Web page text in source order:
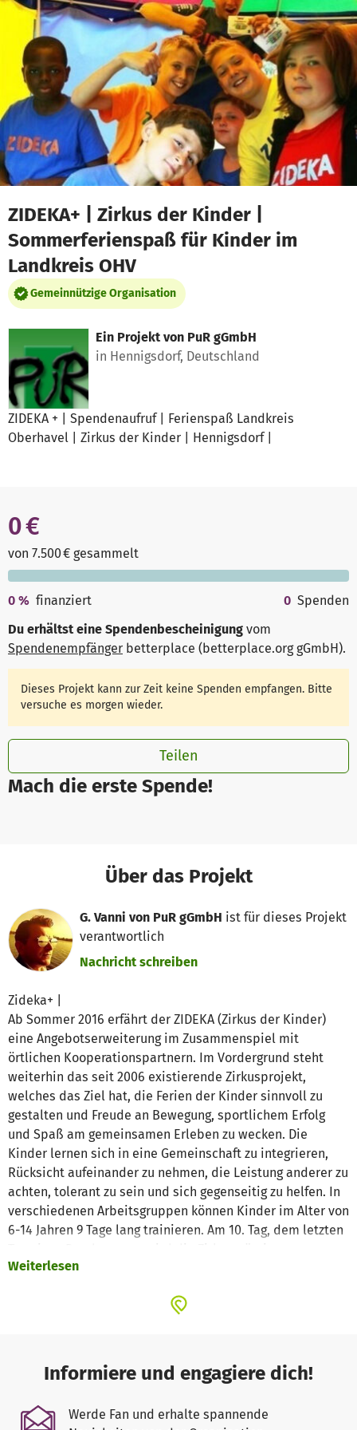
Zum Hauptinhalt springen
Erklärung zur Barrierefreiheit anzeigen
ZIDEKA+ | Zirkus der Kinder |
Sommerferienspaß für Kinder im
Landkreis OHV
Gemeinnützige Organisation
Ein Projekt von PuR gGmbH
in Hennigsdorf, Deutschland
ZIDEKA + | Spendenaufruf | Ferienspaß Landkreis
Oberhavel | Zirkus der Kinder | Hennigsdorf |
Mach die erste Spende!
0 €
von 7.500 € gesammelt
0 % finanziert 0 Spenden
Du erhältst eine Spendenbescheinigung vom
Spendenempfänger betterplace (betterplace.org gGmbH).
Dieses Projekt kann zur Zeit keine Spenden empfangen. Bitte
versuche es morgen wieder.
Teilen
Über das Projekt
G. Vanni von PuR gGmbH ist für dieses Projekt
verantwortlich
Nachricht schreiben
Zideka+ |
Ab Sommer 2016 erfährt der ZIDEKA (Zirkus der Kinder)
eine Angebotserweiterung im Zusammenspiel mit
örtlichen Kooperationspartnern. Im Vordergrund steht
weiterhin das seit 2006 existierende Zirkusprojekt,
welches das Ziel hat, die Ferien der Kinder sinnvoll zu
gestalten und Freude an Bewegung, sportlichem Erfolg
und Spaß am gemeinsamen Erleben zu wecken. Die
Kinder lernen sich in eine Gemeinschaft zu integrieren,
Rücksicht aufeinander zu nehmen, die Leistung anderer zu
achten, tolerant zu sein und sich gegenseitig zu helfen. In
verschiedenen Arbeitsgruppen können Kinder im Alter von
6-14 Jahren 9 Tage lang trainieren. Am 10. Tag, dem letzten
Publikum (bestehend aus Eltern, Großeltern, Bekannten
Outdooraktivitäten finden, wie Paddeltouren, einem
Besuch bei der Hunderettungsstaffel oder ähnlichen
Angeboten. Darüber hinaus werden Kreativangebote im
Zusammenspiel mit der Musikwerkstatt durchgeführt, um
Weiterlesen
Informiere und engagiere dich!
Werde Fan und erhalte spannende